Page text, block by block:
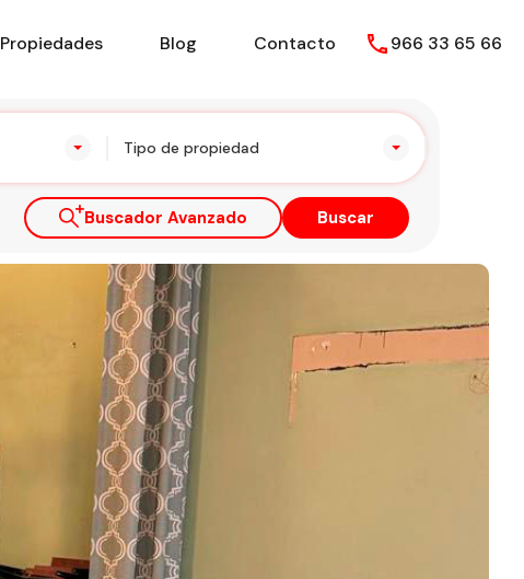
Propiedades Blog Contacto 966 33 65 66
Tipo de propiedad
Buscador Avanzado Buscar